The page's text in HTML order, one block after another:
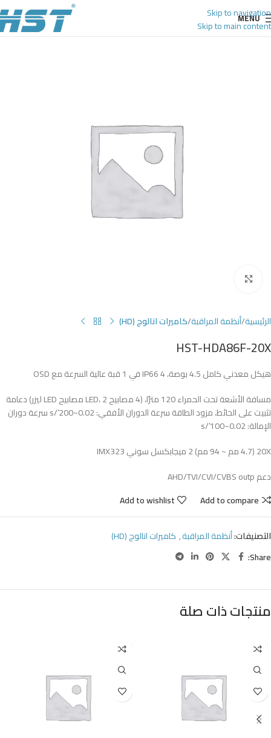
Skip to navigation
Skip to main content
MENU
الرئيسية أنظمة المراقبة كاميرات انالوج (HD)
HST-HDA86F-20X
هيكل معدني كامل 4.5 بوصة، IP66 4 في 1 قبة عالية السرعة مع OSD
مسافة الأشعة تحت الحمراء 120 مترًا، (4 مصابيح LED، 2 مصابيح LED ليزر) دعامة
تثبيت على الحائط، مزود الطاقة سرعة الدوران الأفقي: 0.02~200’/s سرعة دوران
الإمالة: 0.02~100’/s
20X (4.7 مم ~ 94 مم) 2 ميجابكسل سوني IMX323
دعم AHD/TVI/CVI/CVBS outp
Add to compare
Add to wishlist
التصنيفات:أنظمة المراقبة, كاميرات انالوج (HD)
Share:
منتجات ذات صلة